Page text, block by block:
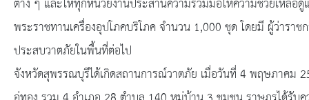
ประกาศจัดซื้อ-จัดจ้าง
ประกาศจัดซื้อ-จัดจ้างภาครัฐ
พระราชทานเครื่องอุปโภคบริโภค จำนวน 1,000 ชุด โดยมี ผู้ว่าร
ประสบวาตภัยในพื้นที่ต่อไป
จังหวัดสุพรรณบุรีได้เกิดสถานการณ์วาตภัย เมื่อวันที่ 4 พฤษภาคม